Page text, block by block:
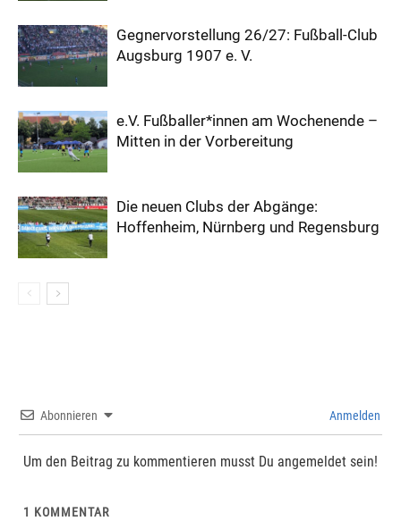
Gegnervorstellung 26/27: Fußball-Club
Augsburg 1907 e. V.
e.V. Fußballer*innen am Wochenende –
Mitten in der Vorbereitung
Die neuen Clubs der Abgänge:
Hoffenheim, Nürnberg und Regensburg
Abonnieren Anmelden
Um den Beitrag zu kommentieren musst Du angemeldet sein!
1 KOMMENTAR